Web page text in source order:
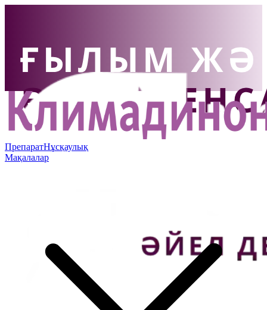
ПрепаратНұсқаулық
Мақалалар